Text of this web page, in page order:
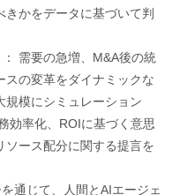
きかをデータに基づいて判
需要の急増、M&A後の統
スの変革をダイナミックな
規模にシミュレーション
効率化、ROIに基づく意思
ソース配分に関する提言を
通じて、人間とAIエージェ